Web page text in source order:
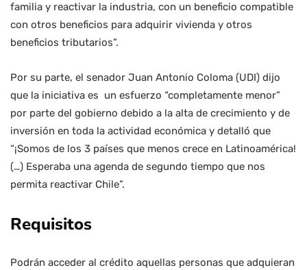
familia y reactivar la industria, con un beneficio compatible
con otros beneficios para adquirir vivienda y otros
beneficios tributarios”.
Por su parte, el senador Juan Antonio Coloma (UDI) dijo
que la iniciativa es un esfuerzo “completamente menor”
por parte del gobierno debido a la alta de crecimiento y de
inversión en toda la actividad económica y detalló que
“¡Somos de los 3 países que menos crece en Latinoamérica!
(…) Esperaba una agenda de segundo tiempo que nos
permita reactivar Chile”.
Requisitos
Podrán acceder al crédito aquellas personas que adquieran